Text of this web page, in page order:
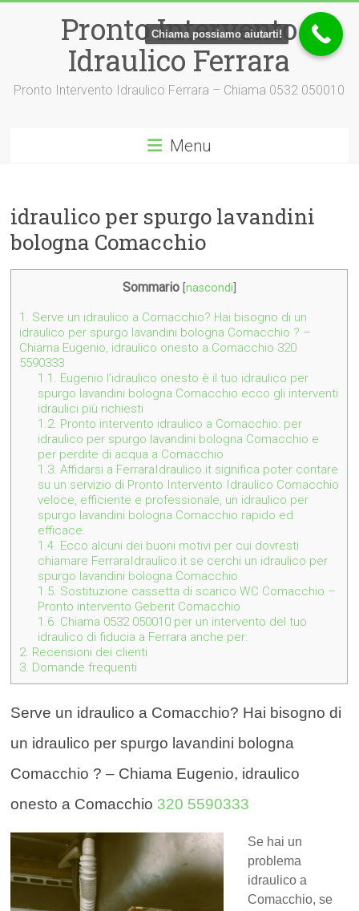
Pronto Intervento
Idraulico Ferrara
Pronto Intervento Idraulico Ferrara – Chiama 0532 050010
Menu
idraulico per spurgo lavandini
bologna Comacchio
Sommario nascondi
1. Serve un idraulico a Comacchio? Hai bisogno di un
idraulico per spurgo lavandini bologna Comacchio ? –
Chiama Eugenio, idraulico onesto a Comacchio 320
5590333
1.1. Eugenio l’idraulico onesto è il tuo idraulico per
spurgo lavandini bologna Comacchio ecco gli interventi
idraulici più richiesti
1.2. Pronto intervento idraulico a Comacchio: per
idraulico per spurgo lavandini bologna Comacchio e
per perdite di acqua a Comacchio
1.3. Affidarsi a FerraraIdraulico.it significa poter contare
su un servizio di Pronto Intervento Idraulico Comacchio
veloce, efficiente e professionale, un idraulico per
spurgo lavandini bologna Comacchio rapido ed
efficace.
1.4. Ecco alcuni dei buoni motivi per cui dovresti
chiamare FerraraIdraulico.it se cerchi un idraulico per
spurgo lavandini bologna Comacchio
1.5. Sostituzione cassetta di scarico WC Comacchio –
Pronto intervento Geberit Comacchio
1.6. Chiama 0532 050010 per un intervento del tuo
idraulico di fiducia a Ferrara anche per:
2. Recensioni dei clienti
3. Domande frequenti
Serve un idraulico a Comacchio? Hai bisogno di
un idraulico per spurgo lavandini bologna
Comacchio ? – Chiama Eugenio, idraulico
onesto a Comacchio 320 5590333
Se hai un
problema
idraulico a
Comacchio, se
Chiama possiamo aiutarti!